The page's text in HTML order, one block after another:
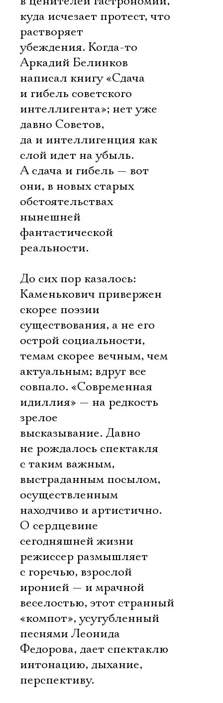
куда исчезает протест, что
растворяет
убеждения. Когда-то
Аркадий Белинков
написал книгу «Сдача
и гибель советского
интеллигента»; нет уже
давно Советов,
да и интеллигенция как
слой идет на убыль.
А сдача и гибель — вот
они, в новых старых
обстоятельствах
нынешней
фантастической
реальности.
До сих пор казалось:
Каменькович привержен
скорее поэзии
существования, а не его
острой социальности,
темам скорее вечным, чем
актуальным; вдруг все
совпало. «Современная
идиллия» — на редкость
зрелое
высказывание. Давно
не рождалось спектакля
с таким важным,
выстраданным посылом,
осуществленным
находчиво и артистично.
О сердцевине
сегодняшней жизни
режиссер размышляет
с горечью, взрослой
иронией — и мрачной
веселостью, этот странный
«компот», усугубленный
песнями Леонида
Федорова, дает спектаклю
интонацию, дыхание,
перспективу.